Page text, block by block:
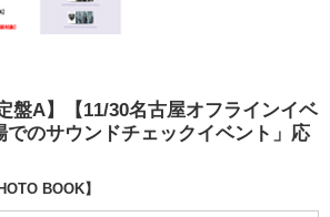
盤A】【11/30名古屋オフラインイベ
でのサウンドチェックイベント」応
BOOK】